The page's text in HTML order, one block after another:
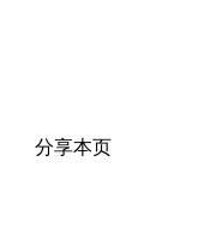
分享本页